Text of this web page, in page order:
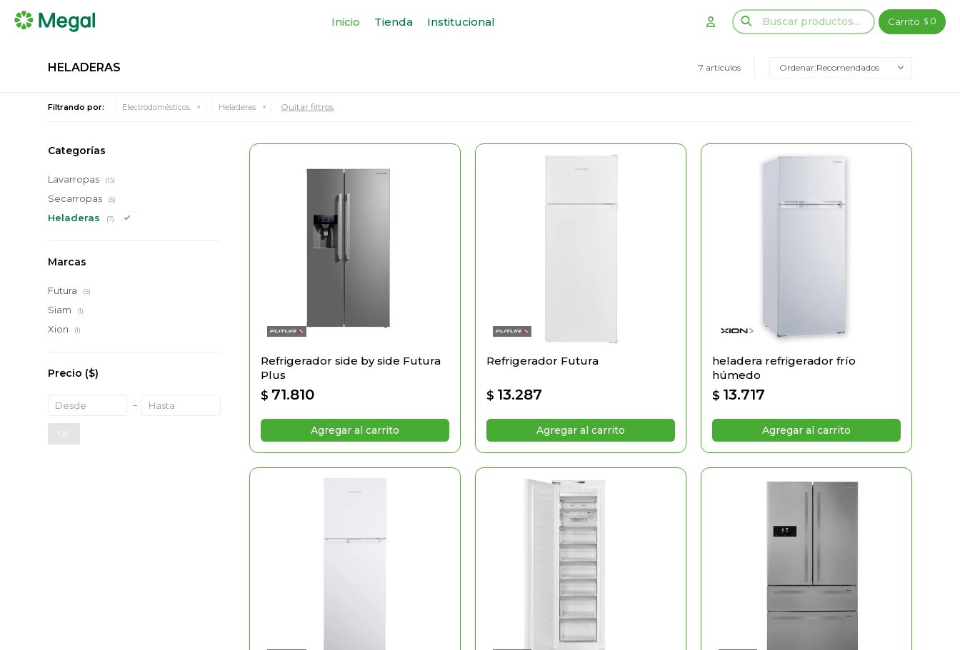
Inicio Tienda Institucional $ 0
HELADERAS 7 artículos Recomendados
Filtrando por: Electrodomésticos Heladeras Quitar filtros
Refrigerador side by side Futura
Plus
$ 71.810
Refrigerador Futura
$ 13.287
heladera refrigerador frío
húmedo
$ 13.717
Categorías
Lavarropas (13)
Secarropas (5)
Heladeras (7)
Marcas
Futura (5)
Siam (1)
Xion (1)
Precio ($)
OK